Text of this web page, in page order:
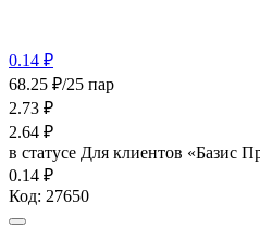
0.14 ₽
68.25 ₽/25 пар
2.73 ₽
2.64 ₽
в статусе Для клиентов «Базис
0.14 ₽
Код: 27650